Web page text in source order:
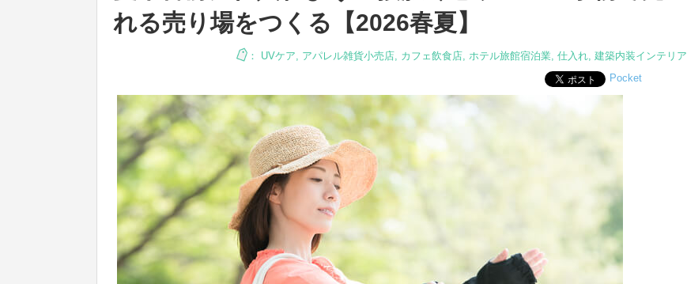
れる売り場をつくる【2026春夏】
： UVケア, アパレル雑貨小売店, カフェ飲食店, ホテル旅館宿泊業, 仕入れ, 建築内装インテリア
Pocket